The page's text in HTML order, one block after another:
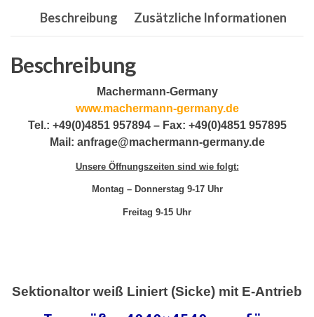
Beschreibung Zusätzliche Informationen
Beschreibung
Machermann-Germany
www.machermann-germany.de
Tel.: +49(0)4851 957894 – Fax: +49(0)4851 957895
Mail: anfrage@machermann-germany.de
Unsere Öffnungszeiten sind wie folgt:
Montag – Donnerstag 9-17 Uhr
Freitag 9-15 Uhr
Sektionaltor weiß Liniert (Sicke) mit E-Antrieb